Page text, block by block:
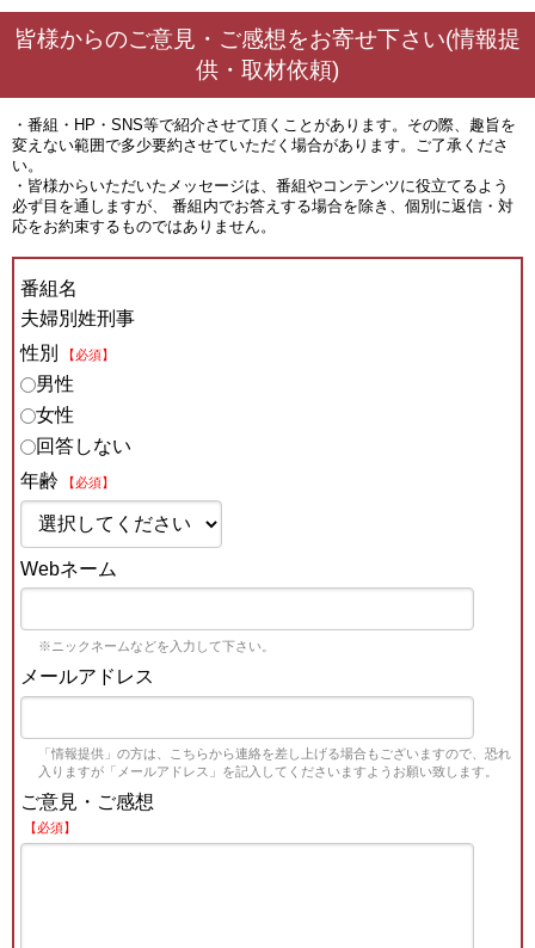
皆様からのご意見・ご感想をお寄せ下さい(情報提
供・取材依頼)
・番組・HP・SNS等で紹介させて頂くことがあります。その際、趣旨を
変えない範囲で多少要約させていただく場合があります。ご了承くださ
い。
・皆様からいただいたメッセージは、番組やコンテンツに役立てるよう
必ず目を通しますが、 番組内でお答えする場合を除き、個別に返信・対
応をお約束するものではありません。
番組名
夫婦別姓刑事
性別
【必須】
男性
女性
回答しない
年齢
【必須】
Webネーム
※ニックネームなどを入力して下さい。
メールアドレス
「情報提供」の方は、こちらから連絡を差し上げる場合もございますので、恐れ
入りますが「メールアドレス」を記入してくださいますようお願い致します。
ご意見・ご感想
【必須】